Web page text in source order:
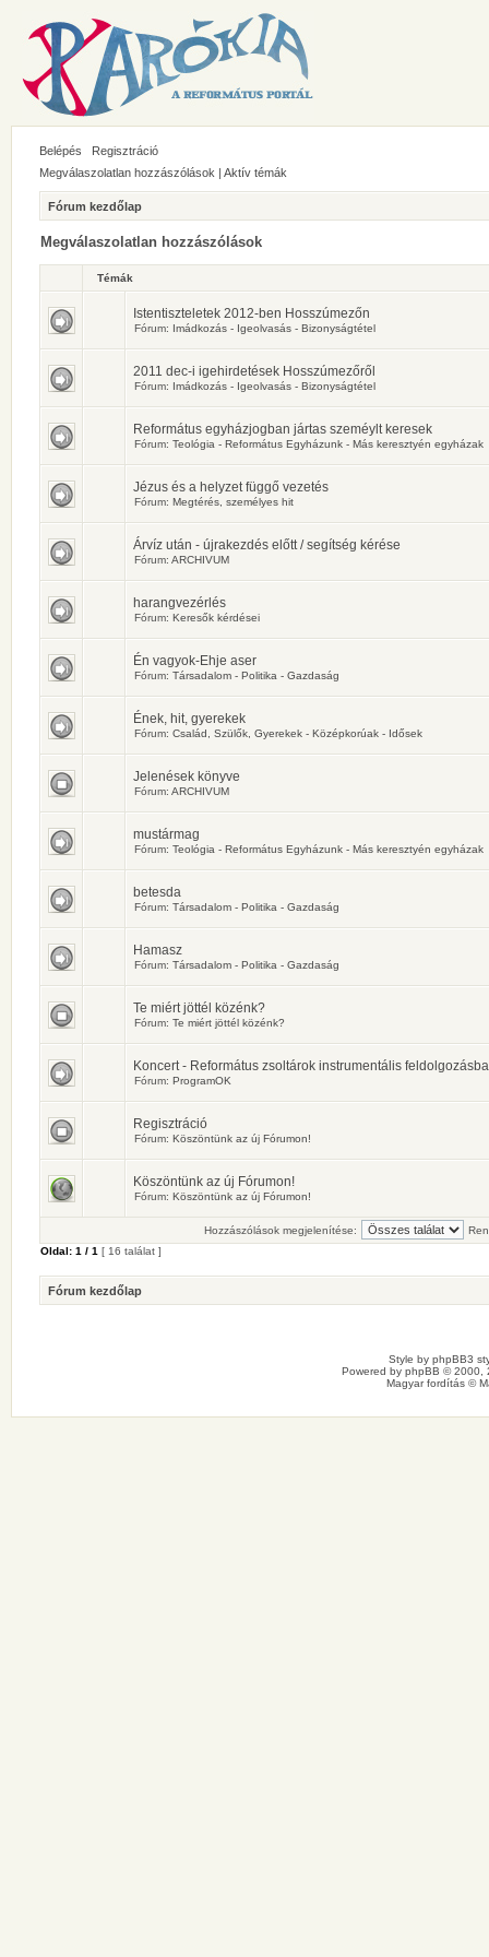
Belépés
Regisztráció
Megválaszolatlan hozzászólások | Aktív témák
Fórum kezdőlap
Megválaszolatlan hozzászólások
Témák
Istentiszteletek 2012-ben Hosszúmezőn
Fórum: Imádkozás - Igeolvasás - Bizonyságtétel
2011 dec-i igehirdetések Hosszúmezőről
Fórum: Imádkozás - Igeolvasás - Bizonyságtétel
Református egyházjogban jártas szeméylt keresek
Fórum: Teológia - Református Egyházunk - Más keresztyén egyházak
Jézus és a helyzet függő vezetés
Fórum: Megtérés, személyes hit
Árvíz után - újrakezdés előtt / segítség kérése
Fórum: ARCHIVUM
harangvezérlés
Fórum: Keresők kérdései
Én vagyok-Ehje aser
Fórum: Társadalom - Politika - Gazdaság
Ének, hit, gyerekek
Fórum: Család, Szülők, Gyerekek - Középkorúak - Idősek
Jelenések könyve
Fórum: ARCHIVUM
mustármag
Fórum: Teológia - Református Egyházunk - Más keresztyén egyházak
betesda
Fórum: Társadalom - Politika - Gazdaság
Hamasz
Fórum: Társadalom - Politika - Gazdaság
Te miért jöttél közénk?
Fórum: Te miért jöttél közénk?
Koncert - Református zsoltárok instrumentális
Fórum: ProgramOK
Regisztráció
Fórum: Köszöntünk az új Fórumon!
Köszöntünk az új Fórumon!
Fórum: Köszöntünk az új Fórumon!
Hozzászólások megjelenítése:
Oldal: 1 / 1 [ 16 találat ]
Fórum kezdőlap
Style by phpBB3
Powered by phpBB © 2000,
Magyar fordítás ©